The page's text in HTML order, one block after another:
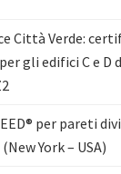
Città Verde:
gli edifici C e D
per pareti
York – USA)